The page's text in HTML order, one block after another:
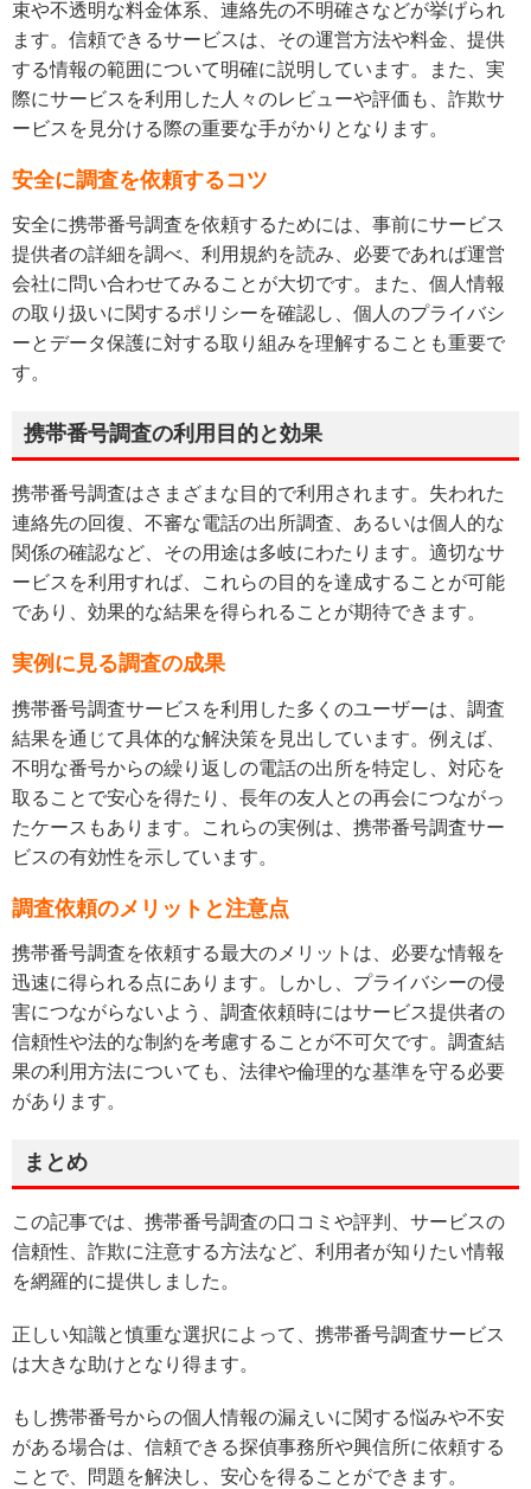
束や不透明な料金体系、連絡先の不明確さなどが挙げられ
ます。信頼できるサービスは、その運営方法や料金、提供
する情報の範囲について明確に説明しています。また、実
際にサービスを利用した人々のレビューや評価も、詐欺サ
ービスを見分ける際の重要な手がかりとなります。
安全に調査を依頼するコツ
安全に携帯番号調査を依頼するためには、事前にサービス
提供者の詳細を調べ、利用規約を読み、必要であれば運営
会社に問い合わせてみることが大切です。また、個人情報
の取り扱いに関するポリシーを確認し、個人のプライバシ
ーとデータ保護に対する取り組みを理解することも重要で
す。
携帯番号調査の利用目的と効果
携帯番号調査はさまざまな目的で利用されます。失われた
連絡先の回復、不審な電話の出所調査、あるいは個人的な
関係の確認など、その用途は多岐にわたります。適切なサ
ービスを利用すれば、これらの目的を達成することが可能
であり、効果的な結果を得られることが期待できます。
実例に見る調査の成果
携帯番号調査サービスを利用した多くのユーザーは、調査
結果を通じて具体的な解決策を見出しています。例えば、
不明な番号からの繰り返しの電話の出所を特定し、対応を
取ることで安心を得たり、長年の友人との再会につながっ
たケースもあります。これらの実例は、携帯番号調査サー
ビスの有効性を示しています。
調査依頼のメリットと注意点
携帯番号調査を依頼する最大のメリットは、必要な情報を
迅速に得られる点にあります。しかし、プライバシーの侵
害につながらないよう、調査依頼時にはサービス提供者の
信頼性や法的な制約を考慮することが不可欠です。調査結
果の利用方法についても、法律や倫理的な基準を守る必要
があります。
まとめ
この記事では、携帯番号調査の口コミや評判、サービスの
信頼性、詐欺に注意する方法など、利用者が知りたい情報
を網羅的に提供しました。
正しい知識と慎重な選択によって、携帯番号調査サービス
は大きな助けとなり得ます。
もし携帯番号からの個人情報の漏えいに関する悩みや不安
がある場合は、信頼できる探偵事務所や興信所に依頼する
ことで、問題を解決し、安心を得ることができます。